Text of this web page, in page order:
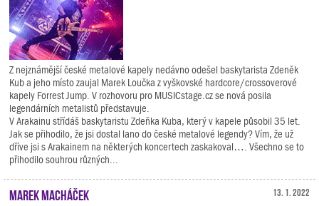
Z nejznámější české metalové kapely nedávno odešel baskytarista Zdeněk
Kub a jeho místo zaujal Marek Loučka z vyškovské hardcore/crossoverové
kapely Forrest Jump. V rozhovoru pro MUSICstage.cz se nová posila
legendárních metalistů představuje.
V Arakainu střídáš baskytaristu Zdeňka Kuba, který v kapele působil 35 let.
Jak se přihodilo, že jsi dostal lano do české metalové legendy? Vím, že už
dříve jsi s Arakainem na některých koncertech zaskakoval…. Všechno se to
přihodilo souhrou různých...
13. 1. 2022
Marek Macháček